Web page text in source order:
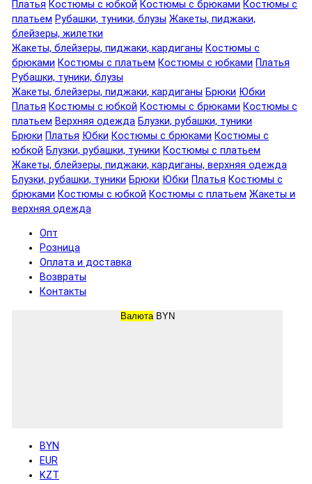
Платья Костюмы с юбкой Костюмы с брюками Костюмы с
платьем Рубашки, туники, блузы Жакеты, пиджаки,
блейзеры, жилетки
Жакеты, блейзеры, пиджаки, кардиганы Костюмы с
брюками Костюмы с платьем Костюмы с юбками Платья
Рубашки, туники, блузы
Жакеты, блейзеры, пиджаки, кардиганы Брюки Юбки
Платья Костюмы с юбкой Костюмы с брюками Костюмы с
платьем Верхняя одежда Блузки, рубашки, туники
Брюки Платья Юбки Костюмы с брюками Костюмы с
юбкой Блузки, рубашки, туники Костюмы с платьем
Жакеты, блейзеры, пиджаки, кардиганы, верхняя одежда
Блузки, рубашки, туники Брюки Юбки Платья Костюмы с
брюками Костюмы с юбкой Костюмы с платьем Жакеты и
верхняя одежда
Опт
Розница
Оплата и доставка
Возвраты
Контакты
Валюта BYN
BYN
EUR
KZT